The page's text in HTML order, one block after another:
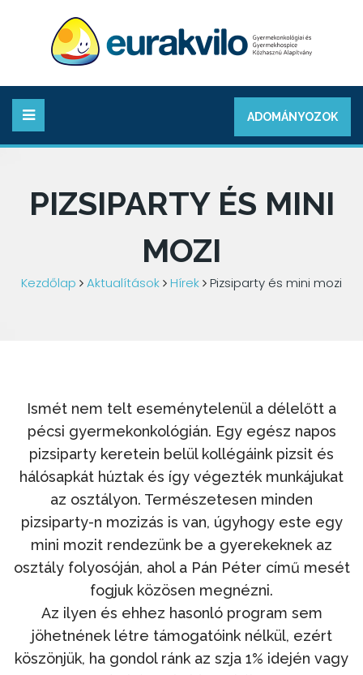
ADOMÁNYOZOK
PIZSIPARTY ÉS MINI
MOZI
Kezdőlap Aktualítások Hírek Pizsiparty és mini mozi
Ismét nem telt eseménytelenül a délelőtt a
pécsi gyermekonkológián. Egy egész napos
pizsiparty keretein belül kollégáink pizsit és
hálósapkát húztak és így végezték munkájukat
az osztályon. Természetesen minden
pizsiparty-n mozizás is van, úgyhogy este egy
mini mozit rendezünk be a gyerekeknek az
osztály folyosóján, ahol a Pán Péter című mesét
fogjuk közösen megnézni.
Az ilyen és ehhez hasonló program sem
jöhetnének létre támogatóink nélkül, ezért
köszönjük, ha gondol ránk az szja 1% idején vagy